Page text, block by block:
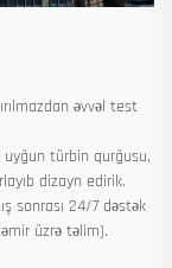
əvvəl test
uyğun türbin qurğusu,
dizayn edirik.
sonrası 24/7 dəstək
üzrə təlim).